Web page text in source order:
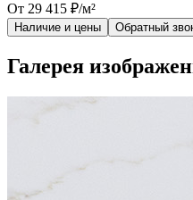
От 29 415 ₽/м²
Наличие и цены Обратный
Галерея